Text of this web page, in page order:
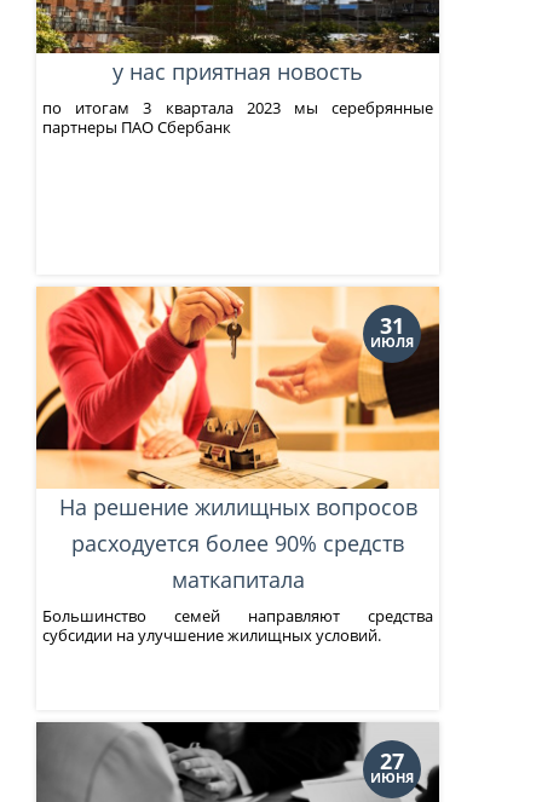
у нас приятная новость
по итогам 3 квартала 2023 мы серебрянные
партнеры ПАО Сбербанк
На решение жилищных вопросов
расходуется более 90% средств
маткапитала
31
ИЮЛЯ
Большинство семей направляют средства
субсидии на улучшение жилищных условий.
27
ИЮНЯ